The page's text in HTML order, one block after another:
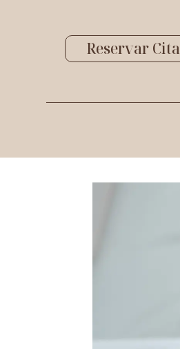
Reservar Cita